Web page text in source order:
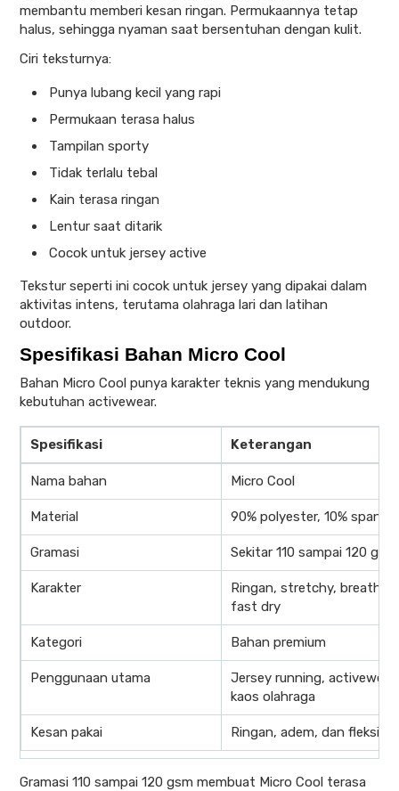
membantu memberi kesan ringan. Permukaannya tetap
halus, sehingga nyaman saat bersentuhan dengan kulit.
Ciri teksturnya:
Punya lubang kecil yang rapi
Permukaan terasa halus
Tampilan sporty
Tidak terlalu tebal
Kain terasa ringan
Lentur saat ditarik
Cocok untuk jersey active
Tekstur seperti ini cocok untuk jersey yang dipakai dalam
aktivitas intens, terutama olahraga lari dan latihan
outdoor.
Spesifikasi Bahan Micro Cool
Bahan Micro Cool punya karakter teknis yang mendukung
kebutuhan activewear.
Spesifikasi Keterangan
Nama bahan Micro Cool
Material 90% polyester, 10%
Gramasi Sekitar 110 sampai 120 gsm
Karakter
Ringan, stretchy,
fast dry
Kategori Bahan premium
Penggunaan utama
Jersey running, activewear,
kaos olahraga
Kesan pakai Ringan, adem, dan fleksibel
Gramasi 110 sampai 120 gsm membuat Micro Cool terasa